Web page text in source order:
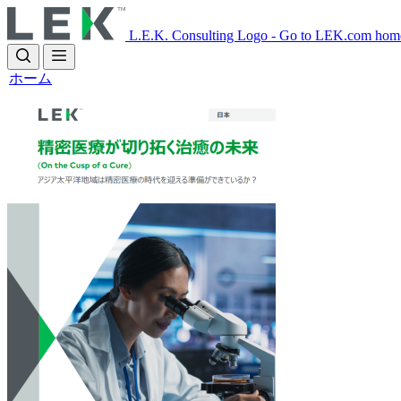
to
main
content
L.E.K. Consulting Logo - Go to LEK.com
ホーム